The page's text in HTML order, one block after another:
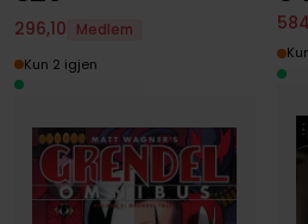
296,10
Medlem
Kun 2 igjen